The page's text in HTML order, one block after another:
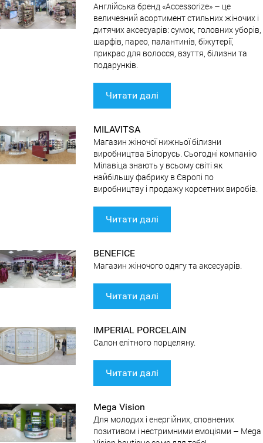
Англійська бренд «Accessorize» – це
величезний асортимент стильних жіночих і
дитячих аксесуарів: сумок, головних уборів,
шарфів, парео, палантинів, біжутерії,
прикрас для волосся, взуття, білизни та
подарунків.
Читати далі
MILAVITSA
Магазин жіночої нижньої білизни
виробництва Білорусь. Сьогодні компанію
Мілавіца знають у всьому світі як
найбільшу фабрику в Європі по
виробництву і продажу корсетних виробів.
Читати далі
BENEFICE
Магазин жіночого одягу та аксесуарів.
Читати далі
IMPERIAL PORCELAIN
Салон елітного порцеляну.
Читати далі
Mega Vision
Для молодих і енергійних, сповнених
позитивом і нестримними емоціями – Mega